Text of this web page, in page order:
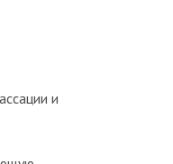
и